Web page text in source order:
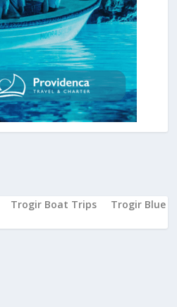
Trogir Boat Trips
Trogir Blue